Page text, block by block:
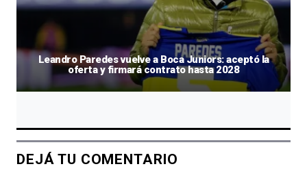
Leandro Paredes vuelve a Boca Juniors: aceptó la
oferta y firmará contrato hasta 2028
DEJÁ TU COMENTARIO